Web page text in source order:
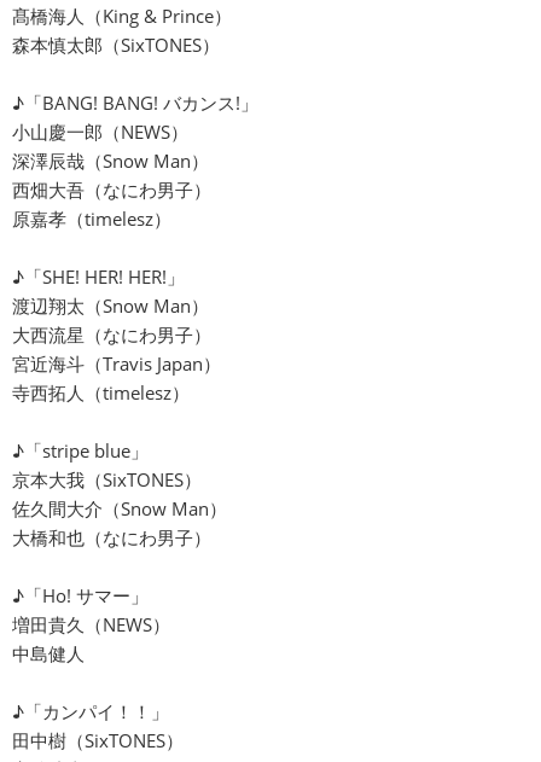
髙橋海人（King & Prince）
森本慎太郎（SixTONES）
♪「BANG! BANG! バカンス!」
小山慶一郎（NEWS）
深澤辰哉（Snow Man）
西畑大吾（なにわ男子）
原嘉孝（timelesz）
♪「SHE! HER! HER!」
渡辺翔太（Snow Man）
大西流星（なにわ男子）
宮近海斗（Travis Japan）
寺西拓人（timelesz）
♪「stripe blue」
京本大我（SixTONES）
佐久間大介（Snow Man）
大橋和也（なにわ男子）
♪「Ho! サマー」
増田貴久（NEWS）
中島健人
♪「カンパイ！！」
田中樹（SixTONES）